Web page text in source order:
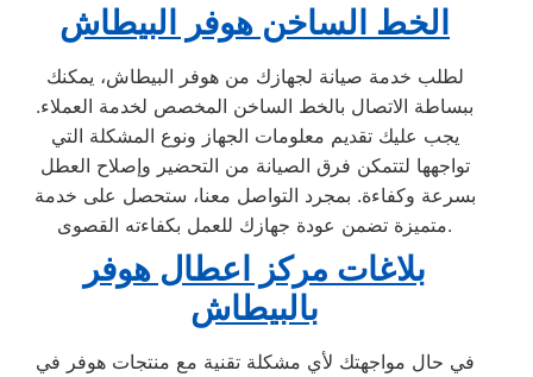
الخط الساخن هوفر البيطاش
لطلب خدمة صيانة لجهازك من هوفر البيطاش، يمكنك
ببساطة الاتصال بالخط الساخن المخصص لخدمة العملاء.
يجب عليك تقديم معلومات الجهاز ونوع المشكلة التي
تواجهها لتتمكن فرق الصيانة من التحضير وإصلاح العطل
بسرعة وكفاءة. بمجرد التواصل معنا، ستحصل على خدمة
متميزة تضمن عودة جهازك للعمل بكفاءته القصوى.
بلاغات مركز اعطال هوفر
بالبيطاش
في حال مواجهتك لأي مشكلة تقنية مع منتجات هوفر في